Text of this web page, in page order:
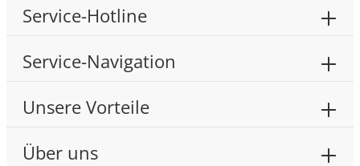
Service-Hotline
Service-Navigation
Unsere Vorteile
Über uns